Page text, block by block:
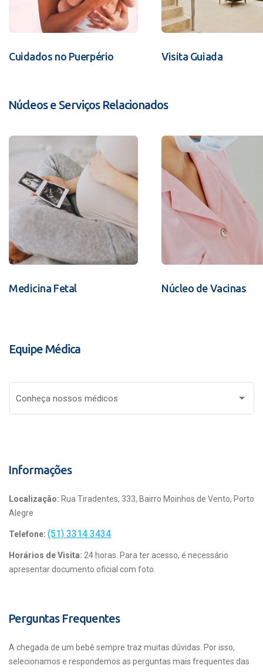
Cuidados no Puerpério Visita Guiada
Núcleos e Serviços Relacionados
Medicina Fetal Núcleo de Vacinas
Equipe Médica
Conheça nossos médicos
Informações
Localização: Rua Tiradentes, 333, Bairro Moinhos de Vento, Porto
Alegre
Telefone: (51) 3314 3434
Horários de Visita: 24 horas. Para ter acesso, é necessário
apresentar documento oficial com foto.
Perguntas Frequentes
A chegada de um bebê sempre traz muitas dúvidas. Por isso,
selecionamos e respondemos as perguntas mais frequentes das